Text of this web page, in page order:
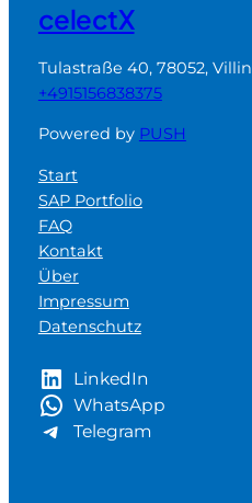
celectX
Tulastraße 40, 78052,
+4915156838375
Powered by PUSH
Start
SAP Portfolio
FAQ
Kontakt
Über
Impressum
Datenschutz
LinkedIn
WhatsApp
Telegram